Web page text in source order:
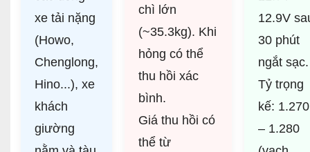
xe tải nặng
(Howo,
Chenglong,
Hino...), xe
khách
giường
chì lớn
(~35.3kg). Khi
hỏng có thể
thu hồi xác
bình.
Giá thu hồi có
thể từ
12.9V
30 phút
ngắt sạc.
Tỷ trọng
kế: 1.270
– 1.280